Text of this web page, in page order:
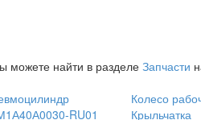
можете найти в разделе Запчасти
RU01
Колесо
Крыльчатка